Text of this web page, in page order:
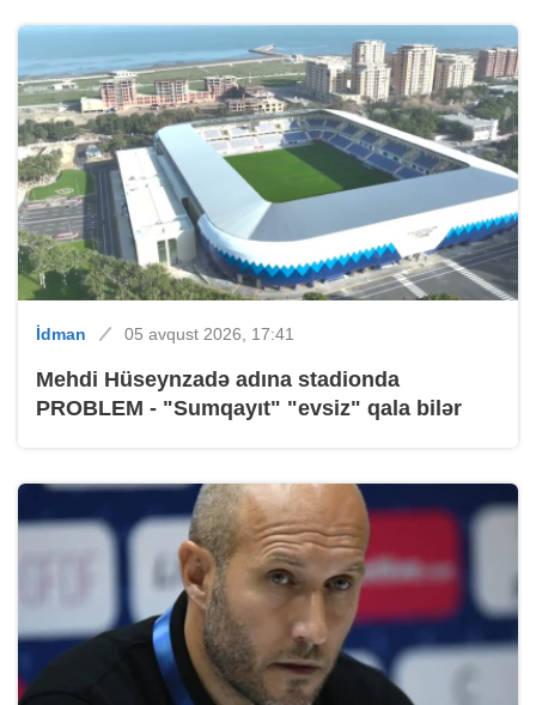
İdman 05 avqust 2026, 17:41
Mehdi Hüseynzadə adına stadionda
PROBLEM - "Sumqayıt" "evsiz" qala bilər